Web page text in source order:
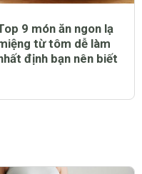
9 món ăn ngon lạ
từ tôm dễ làm
định bạn nên biết